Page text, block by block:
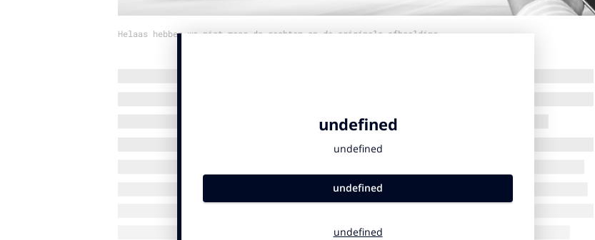
Helaas hebben we niet meer de rechten op de originele afbeelding